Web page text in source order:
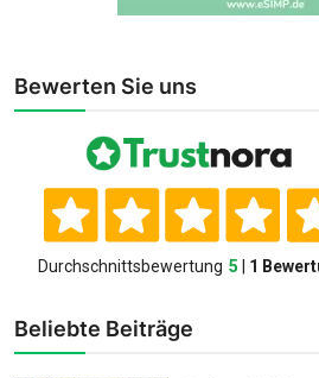
Bewerten Sie uns
Beliebte Beiträge